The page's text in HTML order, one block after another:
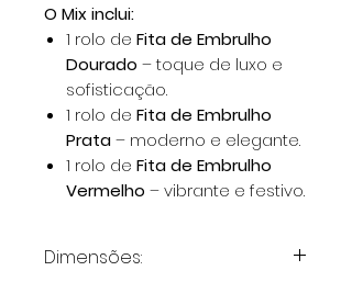
O Mix inclui:
1 rolo de Fita de Embrulho
Dourado – toque de luxo e
sofisticação.
1 rolo de Fita de Embrulho
Prata– moderno e elegante.
1 rolo de Fita de Embrulho
Vermelho – vibrante e festivo.
Dimensões: